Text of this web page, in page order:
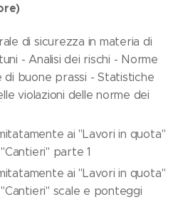
di sicurezza in materia di
- Analisi dei rischi - Norme
di buone prassi - Statistiche
violazioni delle norme dei
ai "Lavori in quota"
parte 1
ai "Lavori in quota"
scale e ponteggi